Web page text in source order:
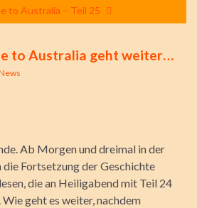
to Australia – Teil 25
to Australia geht weiter…
Ab Morgen und dreimal in der
die Fortsetzung der Geschichte
die an Heiligabend mit Teil 24
geht es weiter, nachdem